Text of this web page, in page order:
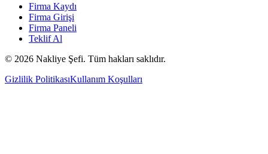
Firma Kaydı
Firma Girişi
Firma Paneli
Teklif Al
© 2026 Nakliye Şefi. Tüm hakları saklıdır.
Gizlilik PolitikasıKullanım Koşulları